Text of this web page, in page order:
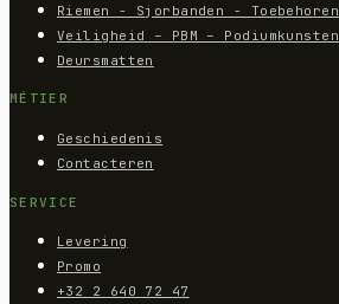
Riemen - Sjorbanden - Toebehoren
Veiligheid – PBM – Podiumkunsten
Deursmatten
MÉTIER
Geschiedenis
Contacteren
SERVICE
Levering
Promo
+32 2 640 72 47